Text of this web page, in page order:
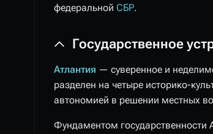
федеральной СБР.
Государственное
Атлантия — суверенное и
разделен на четыре историко-
автономией в решении местных
Фундаментом государственности